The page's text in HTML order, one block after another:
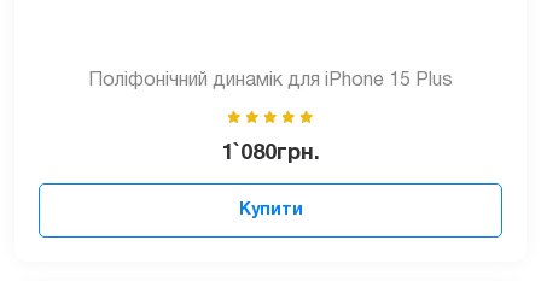
Поліфонічний динамік для iPhone 15 Plus
1`080грн.
Купити